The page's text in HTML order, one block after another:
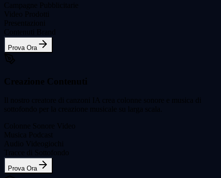
Campagne Pubblicitarie
Video Prodotti
Presentazioni
Contenuti Brand
Prova Ora
Creazione Contenuti
Il nostro creatore di canzoni IA crea colonne sonore e musica di
sottofondo per la creazione musicale su larga scala.
Colonne Sonore Video
Musica Podcast
Audio Videogiochi
Tracce di Sottofondo
Prova Ora